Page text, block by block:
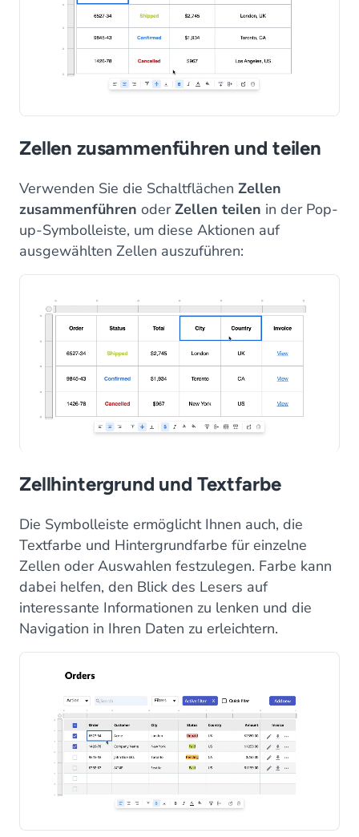
Zellen zusammenführen und teilen
Verwenden Sie die Schaltflächen Zellen
zusammenführen oderZellen teilen in der Pop-
up-Symbolleiste, um diese Aktionen auf
ausgewählten Zellen auszuführen:
Zellhintergrund und Textfarbe
Die Symbolleiste ermöglicht Ihnen auch, die
Textfarbe und Hintergrundfarbe für einzelne
Zellen oder Auswahlen festzulegen. Farbe kann
dabei helfen, den Blick des Lesers auf
interessante Informationen zu lenken und die
Navigation in Ihren Daten zu erleichtern.